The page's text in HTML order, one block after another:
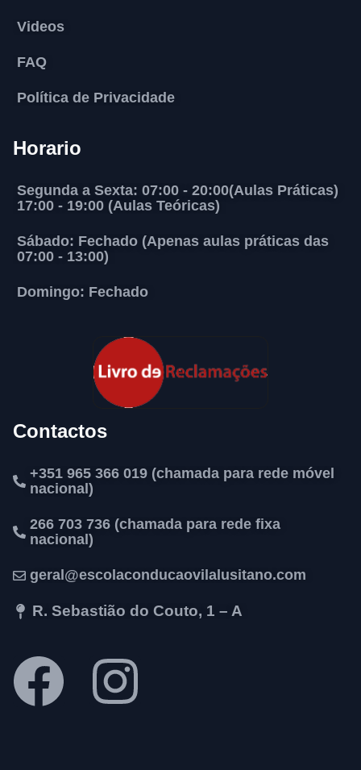
Videos
FAQ
Política de Privacidade
Horario
Segunda a Sexta: 07:00 - 20:00(Aulas Práticas)
17:00 - 19:00 (Aulas Teóricas)
Sábado: Fechado (Apenas aulas práticas das
07:00 - 13:00)
Domingo: Fechado
Contactos
+351 965 366 019 (chamada para rede móvel
nacional)
266 703 736 (chamada para rede fixa
nacional)
geral@escolaconducaovilalusitano.com
R. Sebastião do Couto, 1 – A